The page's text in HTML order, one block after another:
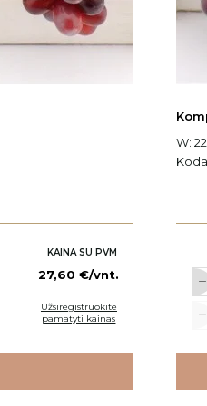
KAINA SU PVM
27,60 €/vnt.
Užsiregistruokite
pamatyti kainas
W: